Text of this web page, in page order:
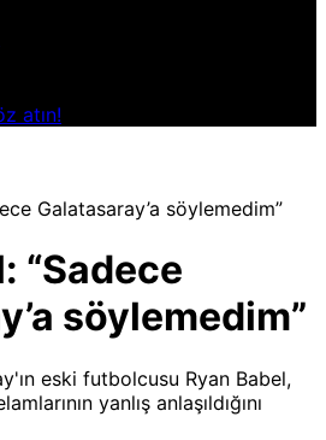
atın!
Galatasaray’a söylemedim”
“Sadece
söylemedim”
eski futbolcusu Ryan Babel,
yanlış anlaşıldığını